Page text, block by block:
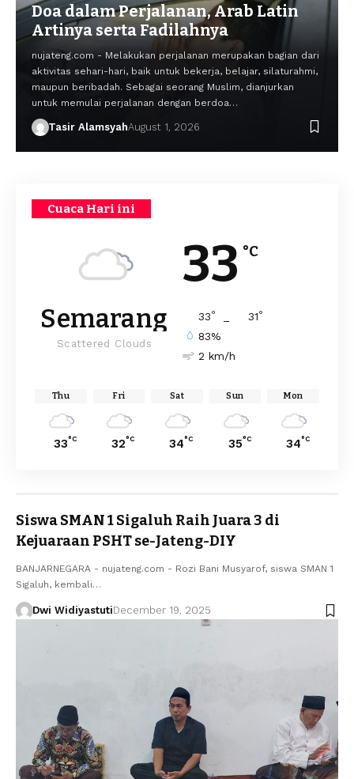
Doa dalam Perjalanan, Arab Latin
Artinya serta Fadilahnya
nujateng.com - Melakukan perjalanan merupakan bagian dari
aktivitas sehari-hari, baik untuk bekerja, belajar, silaturahmi,
maupun beribadah. Sebagai seorang Muslim, dianjurkan
untuk memulai perjalanan dengan berdoa…
Tasir AlamsyahAugust 1, 2026
Cuaca Hari ini
33 °C
Semarang
Scattered Clouds
33° 31°
83%
2 km/h
Thu
33°C
Fri
32°C
Sat
34°C
Sun
35°C
Mon
34°C
Siswa SMAN 1 Sigaluh Raih Juara 3 di
Kejuaraan PSHT se-Jateng-DIY
BANJARNEGARA - nujateng.com - Rozi Bani Musyarof, siswa SMAN 1
Sigaluh, kembali…
Dwi WidiyastutiDecember 19, 2025